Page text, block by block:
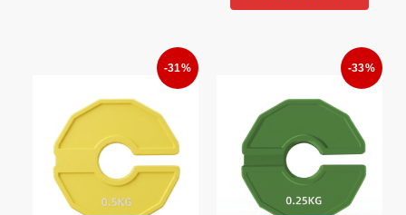
-33%
-31%